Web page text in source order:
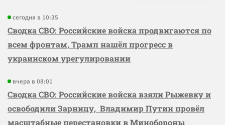
сегодня в 10:35
Сводка СВО: Российские войска продвигаются по
всем фронтам, Трамп нашёл прогресс в
украинском урегулировании
вчера в 08:01
Сводка СВО: Российские войска взяли Рыжевку и
освободили Зарницу, Владимир Путин провёл
масштабные перестановки в Минобороны